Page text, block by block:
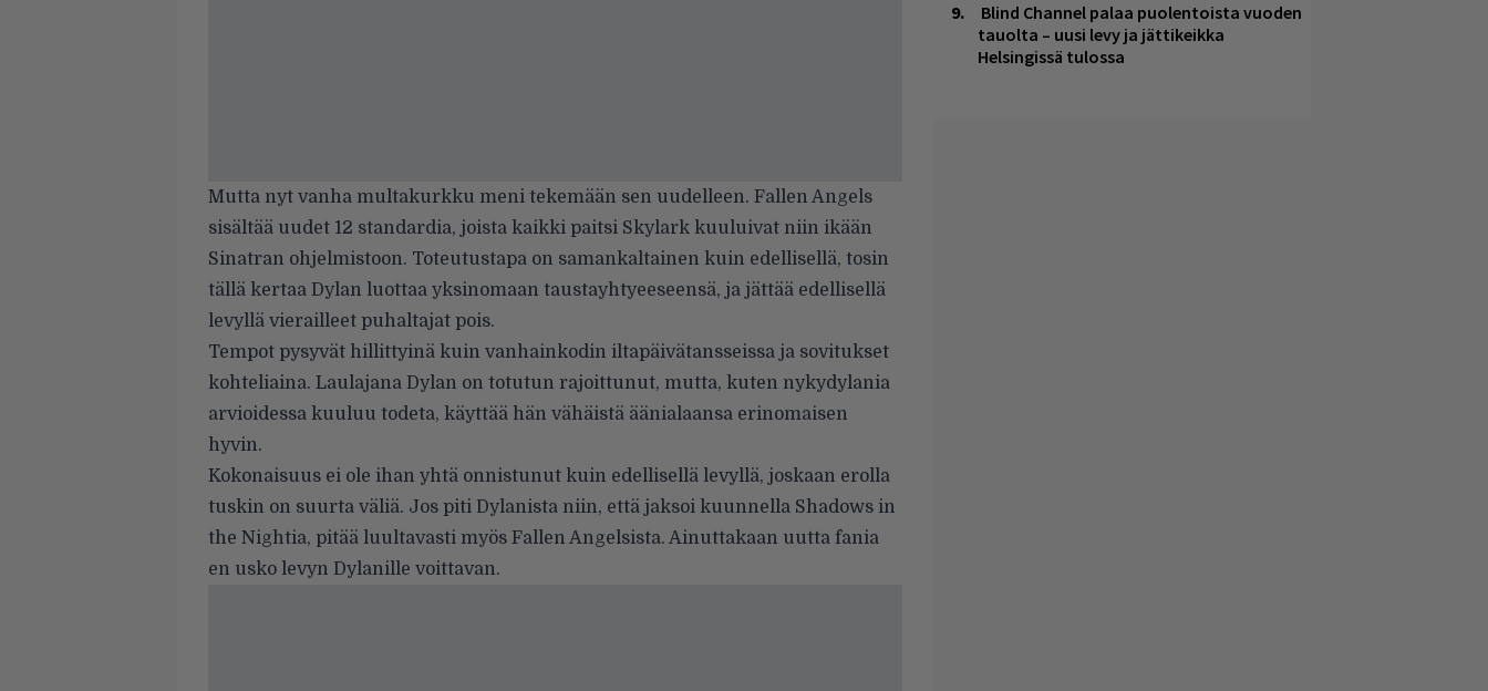
Mutta nyt vanha multakurkku meni tekemään sen uudelleen. Fallen Angels
sisältää uudet 12 standardia, joista kaikki paitsi Skylark kuuluivat niin ikään
Sinatran ohjelmistoon. Toteutustapa on samankaltainen kuin edellisellä, tosin
tällä kertaa Dylan luottaa yksinomaan taustayhtyeeseensä, ja jättää edellisellä
levyllä vierailleet puhaltajat pois.
Tempot pysyvät hillittyinä kuin vanhainkodin iltapäivätansseissa ja sovitukset
kohteliaina. Laulajana Dylan on totutun rajoittunut, mutta, kuten nykydylania
arvioidessa kuuluu todeta, käyttää hän vähäistä äänialaansa erinomaisen
hyvin.
Kokonaisuus ei ole ihan yhtä onnistunut kuin edellisellä levyllä, joskaan erolla
tuskin on suurta väliä. Jos piti Dylanista niin, että jaksoi kuunnella Shadows in
the Nightia, pitää luultavasti myös Fallen Angelsista. Ainuttakaan uutta fania
en usko levyn Dylanille voittavan.
Blind Channel palaa puolentoista vuoden
tauolta – uusi levy ja jättikeikka
Helsingissä tulossa